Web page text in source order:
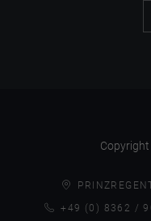
+49 (0) 8362 /